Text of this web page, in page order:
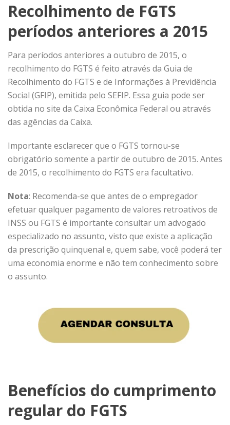
Recolhimento de FGTS
períodos anteriores a 2015
Para períodos anteriores a outubro de 2015, o
recolhimento do FGTS é feito através da Guia de
Recolhimento do FGTS e de Informações à Previdência
Social (GFIP), emitida pelo SEFIP. Essa guia pode ser
obtida no site da Caixa Econômica Federal ou através
das agências da Caixa.
Importante esclarecer que o FGTS tornou-se
obrigatório somente a partir de outubro de 2015. Antes
de 2015, o recolhimento do FGTS era facultativo.
Nota: Recomenda-se que antes de o empregador
efetuar qualquer pagamento de valores retroativos de
INSS ou FGTS é importante consultar um advogado
especializado no assunto, visto que existe a aplicação
da prescrição quinquenal e, quem sabe, você poderá ter
uma economia enorme e não tem conhecimento sobre
o assunto.
Benefícios do cumprimento
regular do FGTS